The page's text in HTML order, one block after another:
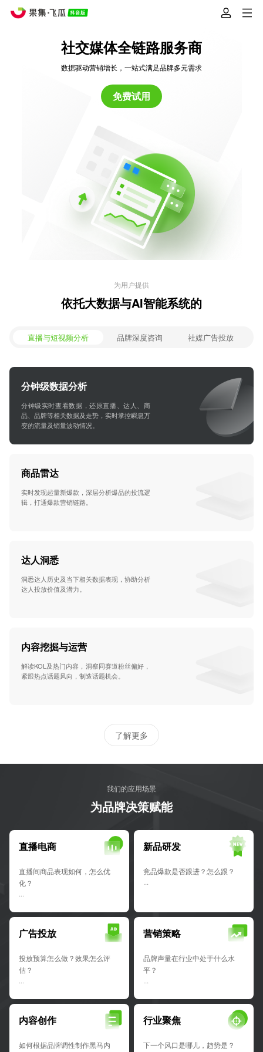
社交媒体全链路服务商
数据驱动营销增长，一站式满足品牌多元需求
免费试用
为用户提供
依托大数据与AI智能系统的
直播与短视频分析 品牌深度咨询 社媒广告投放
分钟级数据分析
分钟级实时查看数据，还原直播、达人、商
品、品牌等相关数据及走势，实时掌控瞬息万
变的流量及销量波动情况。
商品雷达
实时发现起量新爆款，深层分析爆品的投流逻
辑，打通爆款营销链路。
达人洞悉
洞悉达人历史及当下相关数据表现，协助分析
达人投放价值及潜力。
内容挖掘与运营
解读KOL及热门内容，洞察同赛道粉丝偏好，
紧跟热点话题风向，制造话题机会。
了解更多
我们的应用场景
为品牌决策赋能
直播电商
直播间商品表现如何，怎么优
化？
···
新品研发
竞品爆款是否跟进？怎么跟？
···
广告投放
投放预算怎么做？效果怎么评
估？
···
营销策略
品牌声量在行业中处于什么水
平？
···
内容创作
如何根据品牌调性制作黑马内
行业聚焦
下一个风口是哪儿，趋势是？